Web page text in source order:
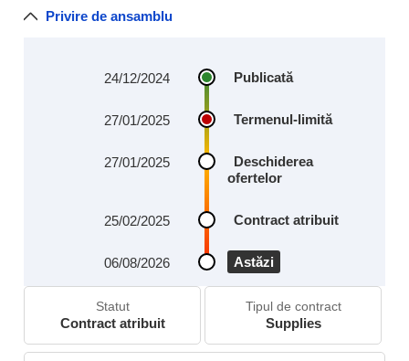
Privire de ansamblu
Publicată
24/12/2024
Termenul-limită
27/01/2025
Deschiderea
ofertelor
27/01/2025
Contract atribuit
25/02/2025
Astăzi
06/08/2026
Statut
Contract atribuit
Tipul de contract
Supplies